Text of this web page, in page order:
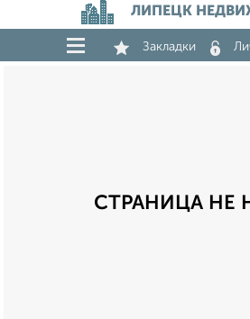
ЛИПЕЦК
Закладки
СТРАНИЦА НЕ